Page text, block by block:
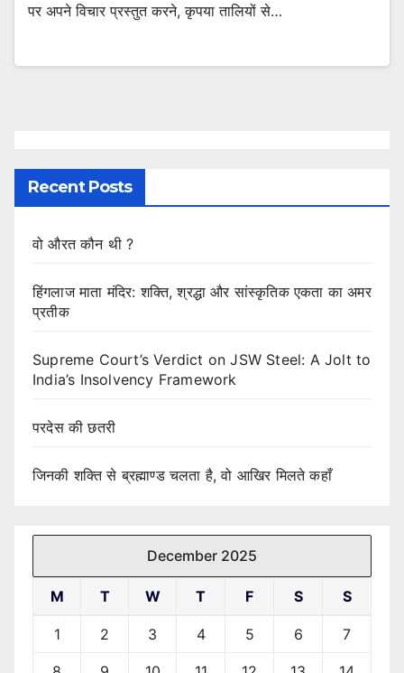
पर अपने विचार प्रस्तुत करने, कृपया तालियों से…
Recent Posts
वो औरत कौन थी ?
हिंगलाज माता मंदिर: शक्ति, श्रद्धा और सांस्कृतिक एकता का अमर
प्रतीक
Supreme Court’s Verdict on JSW Steel: A Jolt to
India’s Insolvency Framework
परदेस की छतरी
जिनकी शक्ति से ब्रह्माण्ड चलता है, वो आखिर मिलते कहाँ
December 2025
M T W T F S S
1 2 3 4 5 6 7